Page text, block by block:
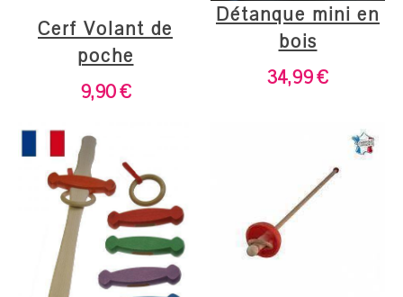
Cerf Volant de
poche
9,90€
Détanque mini en
bois
34,99€